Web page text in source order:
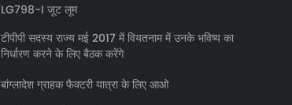
LG798-I जूट लूम
टीपीपी सदस्य राज्य मई 2017 में वियतनाम में उनके भविष्य का
निर्धारण करने के लिए बैठक करेंगे
बांग्लादेश ग्राहक फैक्टरी यात्रा के लिए आओ